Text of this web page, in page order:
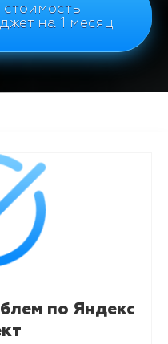
стоимость
на 1 месяц
по Яндекс